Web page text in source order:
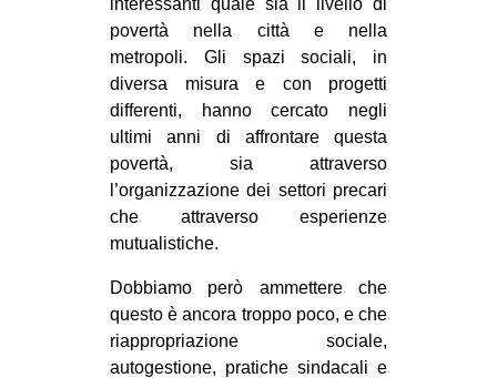
povertà nella città e nella
metropoli. Gli spazi sociali, in
diversa misura e con progetti
differenti, hanno cercato negli
ultimi anni di affrontare questa
povertà, sia attraverso
l’organizzazione dei settori precari
che attraverso esperienze
mutualistiche.
Dobbiamo però ammettere che
questo è ancora troppo poco, e che
riappropriazione sociale,
autogestione, pratiche sindacali e